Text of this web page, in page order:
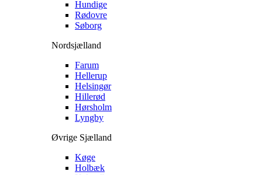
Hundige
Rødovre
Søborg
Nordsjælland
Farum
Hellerup
Helsingør
Hillerød
Hørsholm
Lyngby
Øvrige Sjælland
Køge
Holbæk